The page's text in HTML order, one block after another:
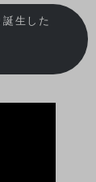
生した